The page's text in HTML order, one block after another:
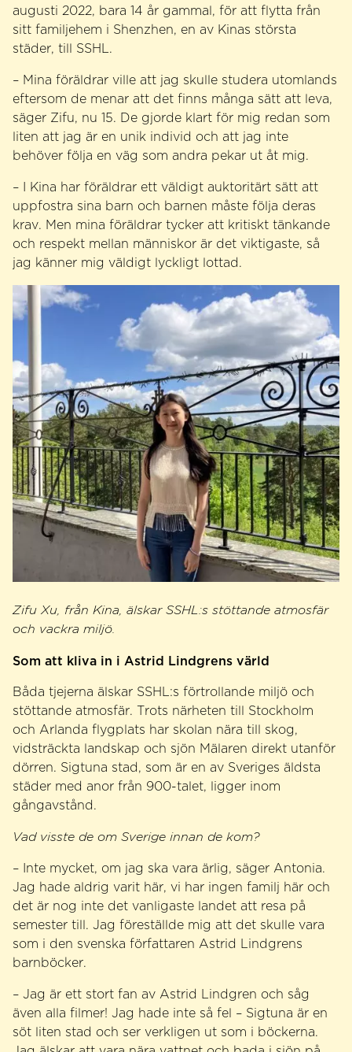
augusti 2022, bara 14 år gammal, för att flytta från
sitt familjehem i Shenzhen, en av Kinas största
städer, till SSHL.
– Mina föräldrar ville att jag skulle studera utomlands
eftersom de menar att det finns många sätt att leva,
säger Zifu, nu 15. De gjorde klart för mig redan som
liten att jag är en unik individ och att jag inte
behöver följa en väg som andra pekar ut åt mig.
– I Kina har föräldrar ett väldigt auktoritärt sätt att
uppfostra sina barn och barnen måste följa deras
krav. Men mina föräldrar tycker att kritiskt tänkande
och respekt mellan människor är det viktigaste, så
jag känner mig väldigt lyckligt lottad.
Zifu Xu, från Kina, älskar SSHL:s stöttande atmosfär
och vackra miljö.
Som att kliva in i Astrid Lindgrens värld
Båda tjejerna älskar SSHL:s förtrollande miljö och
stöttande atmosfär. Trots närheten till Stockholm
och Arlanda flygplats har skolan nära till skog,
vidsträckta landskap och sjön Mälaren direkt utanför
dörren. Sigtuna stad, som är en av Sveriges äldsta
städer med anor från 900-talet, ligger inom
gångavstånd.
Vad visste de om Sverige innan de kom?
– Inte mycket, om jag ska vara ärlig, säger Antonia.
Jag hade aldrig varit här, vi har ingen familj här och
det är nog inte det vanligaste landet att resa på
semester till. Jag föreställde mig att det skulle vara
som i den svenska författaren Astrid Lindgrens
barnböcker.
– Jag är ett stort fan av Astrid Lindgren och såg
även alla filmer! Jag hade inte så fel – Sigtuna är en
söt liten stad och ser verkligen ut som i böckerna.